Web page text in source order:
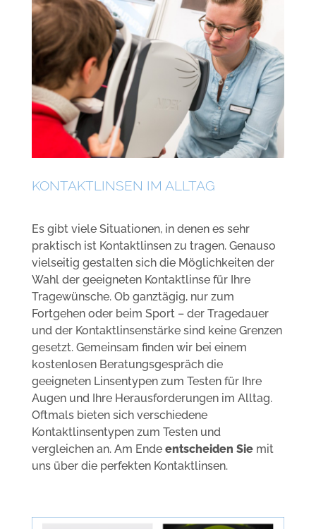
KONTAKTLINSEN IM ALLTAG
Es gibt viele Situationen, in denen es sehr
praktisch ist Kontaktlinsen zu tragen. Genauso
vielseitig gestalten sich die Möglichkeiten der
Wahl der geeigneten Kontaktlinse für Ihre
Tragewünsche. Ob ganztägig, nur zum
Fortgehen oder beim Sport – der Tragedauer
und der Kontaktlinsenstärke sind keine Grenzen
gesetzt. Gemeinsam finden wir bei einem
kostenlosen Beratungsgespräch die
geeigneten Linsentypen zum Testen für Ihre
Augen und Ihre Herausforderungen im Alltag.
Oftmals bieten sich verschiedene
Kontaktlinsentypen zum Testen und
vergleichen an. Am Ende entscheiden Siemit
uns über die perfekten Kontaktlinsen.